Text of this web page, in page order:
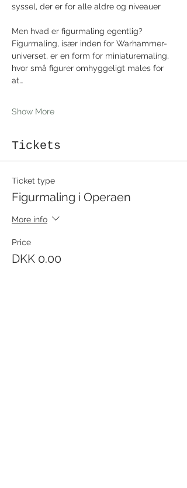
syssel, der er for alle aldre og niveauer
Men hvad er figurmaling egentlig?
Figurmaling, især inden for Warhammer-
universet, er en form for miniaturemaling,
hvor små figurer omhyggeligt males for
at…
Show More
Tickets
Ticket type
Figurmaling i Operaen
More info
Price
DKK 0.00